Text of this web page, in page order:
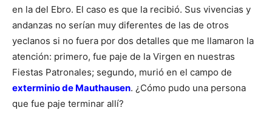
en la del Ebro. El caso es que la recibió. Sus vivencias y
andanzas no serían muy diferentes de las de otros
yeclanos si no fuera por dos detalles que me llamaron la
atención: primero, fue paje de la Virgen en nuestras
Fiestas Patronales; segundo, murió en el campo de
exterminio de Mauthausen. ¿Cómo pudo una persona
que fue paje terminar allí?